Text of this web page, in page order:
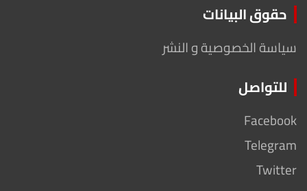
حقوق البيانات
سياسة الخصوصية و النشر
للتواصل
Facebook
Telegram
Twitter